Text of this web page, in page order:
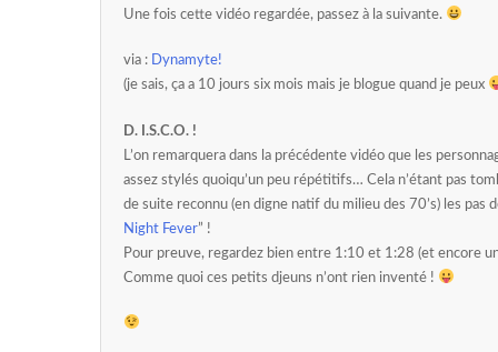
Une fois cette vidéo regardée, passez à la suivante.
via : Dynamyte!
(je sais, ça a 10 jours six mois mais je blogue quand je peux
D. I.S.C.O. !
L’on remarquera dans la précédente vidéo que les
assez stylés quoiqu’un peu répétitifs… Cela n’étant pas
de suite reconnu (en digne natif du milieu des 70’s) les pas
Night Fever” !
Pour preuve, regardez bien entre 1:10 et 1:28 (et encore
Comme quoi ces petits djeuns n’ont rien inventé !